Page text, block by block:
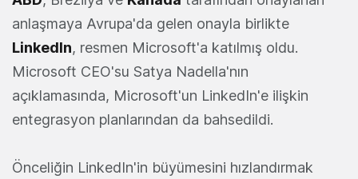
anlaşmaya Avrupa'da gelen onayla birlikte
LinkedIn, resmen Microsoft'a katılmış oldu.
Microsoft CEO'su Satya Nadella'nın
açıklamasında, Microsoft'un LinkedIn'e ilişkin
entegrasyon planlarından da bahsedildi.
Önceliğin LinkedIn'in büyümesini hızlandırmak